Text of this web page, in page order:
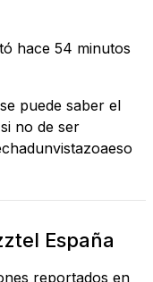
hace 54 minutos
puede saber el
no de ser
España
reportados en